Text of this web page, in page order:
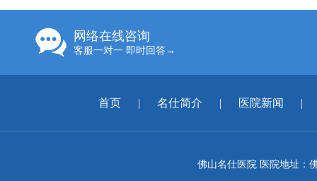
网络在线咨询
客服一对一 即时回答→
首页 | 名仕简介 | 医院新闻 |
佛山名仕医院 医院地址：